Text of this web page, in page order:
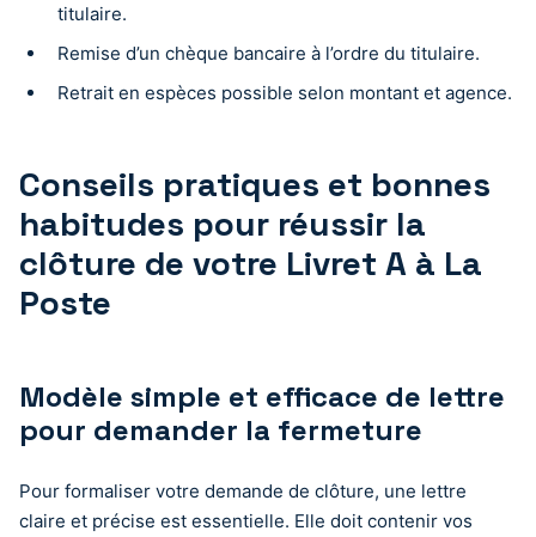
titulaire.
Remise d’un chèque bancaire à l’ordre du titulaire.
Retrait en espèces possible selon montant et agence.
Conseils pratiques et bonnes
habitudes pour réussir la
clôture de votre Livret A à La
Poste
Modèle simple et efficace de lettre
pour demander la fermeture
Pour formaliser votre demande de clôture, une lettre
claire et précise est essentielle. Elle doit contenir vos